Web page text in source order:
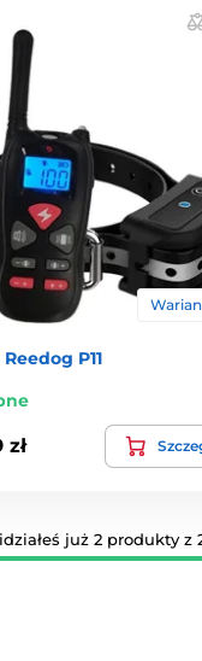
Reedog P11
zł
już 2 produkty z